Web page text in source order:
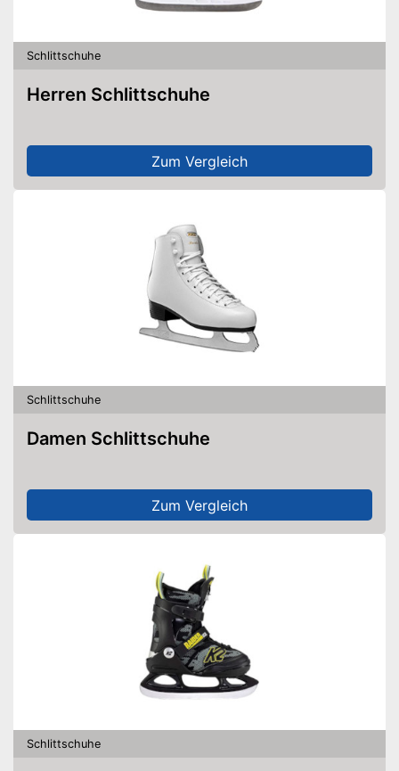
Schlittschuhe
Herren Schlittschuhe
Zum Vergleich
Schlittschuhe
Damen Schlittschuhe
Zum Vergleich
Schlittschuhe